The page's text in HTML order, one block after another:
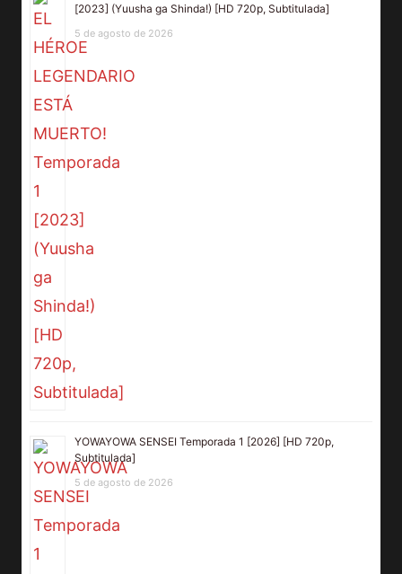
[2023] (Yuusha ga Shinda!) [HD 720p, Subtitulada]
5 de agosto de 2026
YOWAYOWA SENSEI Temporada 1 [2026] [HD 720p,
Subtitulada]
5 de agosto de 2026